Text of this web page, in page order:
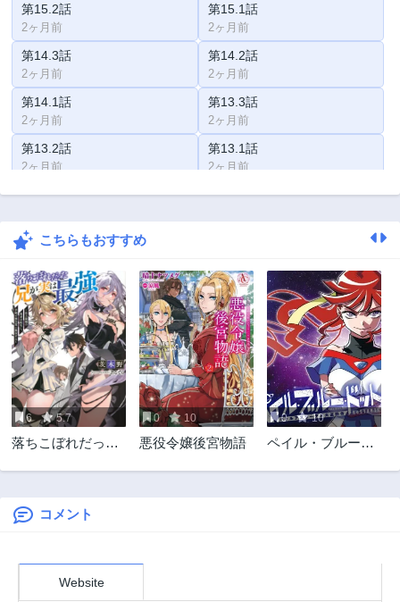
第15.2話
2ヶ月前
第15.1話
2ヶ月前
第14.3話
2ヶ月前
第14.2話
2ヶ月前
第14.1話
2ヶ月前
第13.3話
2ヶ月前
第13.2話
2ヶ月前
第13.1話
2ヶ月前
第12.3話 第12.2話
第12.1話
第11.2話
2ヶ月前
第11.1話
2ヶ月前
第10.3話
2ヶ月前
第10.2話
2ヶ月前
第10.1話
2ヶ月前
第9.3話
2ヶ月前
第9.2話
2ヶ月前
第9.1話
2ヶ月前
第8.3話 第8.2話
第8.1話
第7.1話
2ヶ月前
こちらもおすすめ
6 5.7
落ちこぼれだった
生し、学園で無自
覚に無双する～
0 10
悪役令嬢後宮物語
0 10
ペイル・ブルー・
会RESTART！
コメント
Website